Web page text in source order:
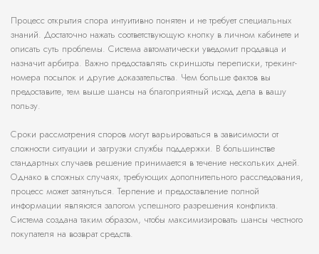
Процесс открытия спора интуитивно понятен и не требует специальных
знаний. Достаточно нажать соответствующую кнопку в личном кабинете и
описать суть проблемы. Система автоматически уведомит продавца и
назначит арбитра. Важно предоставлять скриншоты переписки, трекинг-
номера посылок и другие доказательства. Чем больше фактов вы
предоставите, тем выше шансы на благоприятный исход дела в вашу
пользу.
Сроки рассмотрения споров могут варьироваться в зависимости от
сложности ситуации и загрузки службы поддержки. В большинстве
стандартных случаев решение принимается в течение нескольких дней.
Однако в сложных случаях, требующих дополнительного расследования,
процесс может затянуться. Терпение и предоставление полной
информации являются залогом успешного разрешения конфликта.
Система создана таким образом, чтобы максимизировать шансы честного
покупателя на возврат средств.